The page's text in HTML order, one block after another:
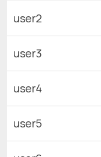
user2
user3
user4
user5